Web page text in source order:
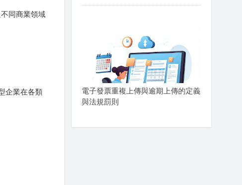
同商業領域
企業在各類
電子發票重複上傳與逾期上傳的定義
與法規罰則